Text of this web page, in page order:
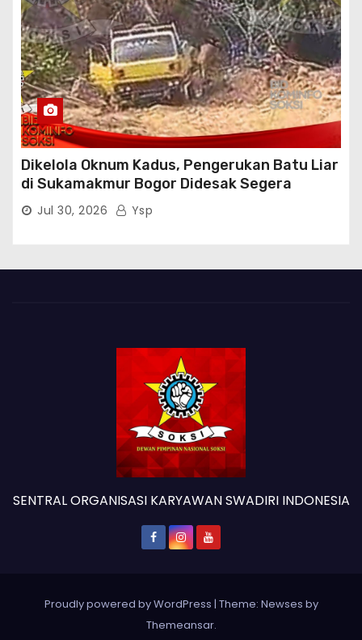
Dikelola Oknum Kadus, Pengerukan Batu Liar
di Sukamakmur Bogor Didesak Segera
Ditindak Hukum
Jul 30, 2026 Ysp
SENTRAL ORGANISASI KARYAWAN SWADIRI INDONESIA
Proudly powered by WordPress | Theme: Newses by
Themeansar.